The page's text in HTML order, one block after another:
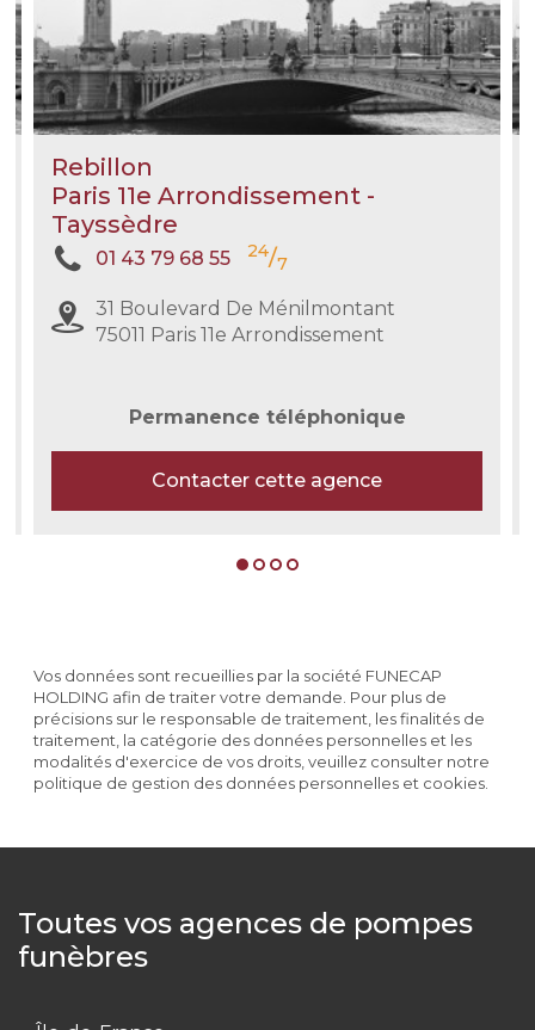
Rebillon
Paris 11e Arrondissement -
Tayssèdre
01 43 79 68 55 24/7
31 Boulevard De Ménilmontant
75011 Paris 11e Arrondissement
Permanence téléphonique
Contacter cette agence
Vos données sont recueillies par la société FUNECAP
HOLDING afin de traiter votre demande. Pour plus de
précisions sur le responsable de traitement, les finalités de
traitement, la catégorie des données personnelles et les
modalités d'exercice de vos droits, veuillez consulter notre
politique de gestion des données personnelles et cookies.
Toutes vos agences de pompes
funèbres